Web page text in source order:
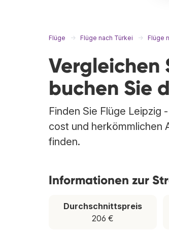
Flüge Flüge nach Türkei Flüge
Vergleichen
buchen Sie
Finden Sie Flüge Leipzig
cost und herkömmlichen
finden.
Informationen zur
Durchschnittspreis
206 €